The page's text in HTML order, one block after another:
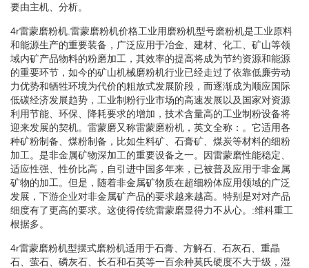
要由主机、分析。
4r雷蒙磨粉机.雷蒙磨粉机价格工业用磨粉机型号磨粉机是工业原料
和能源生产的重要装备，广泛应用于冶金、建材、化工、矿山等领
域内矿产品物料的粉磨加工，其效率的提高将成为节约资源和能源
的重要环节，如今的矿山机械磨粉机行业已经走过了依靠低廉劳动
力优势和牺牲环境为代价的粗放式发展阶段，而逐渐成为顺应国际
低碳经济发展趋势，工业制粉行业市场的高速发展以及国家对资源
利用节能、环保、降耗要求的增加，技术含量高的工业制粉设备将
迎来发展的契机。雷蒙磨又称雷蒙磨粉机，英文全称：。它适用各
种矿粉制备、煤粉制备，比如生料矿、石膏矿、煤炭等材料的细粉
加工。是非金属矿物深加工的重要设备之一。因雷蒙磨性能稳定、
适应性强、性价比高，自引进中国多年来，已被普及应用于非金属
矿物的加工。但是，随着非金属矿物质在超细粉体应用领域的广泛
发展，下游企业对非金属矿产品的要求越来越高。特别是对对产品
细度有了更高的要求。这使得传统雷蒙磨显得力不从心。:维科重工
根据多。
4r雷蒙磨粉机型摆式磨粉机适用于石膏、方解石、石灰石、重晶
石、萤石、磷灰石、长石和石英等一百余种莫氏硬度不大于级，湿